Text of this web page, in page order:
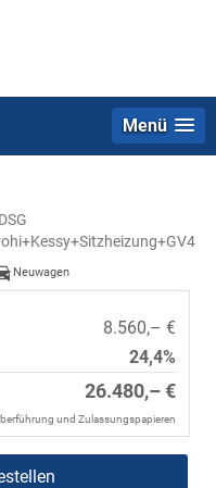
Menü
Neuwagen
8.560,– €
24,4%
26.480,– €
und Zulassungspapieren